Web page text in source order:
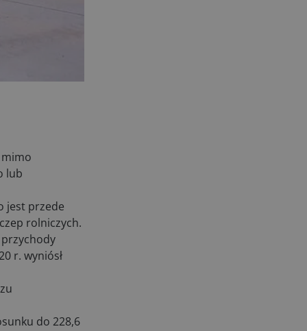
lub
jest przede
rolniczych.
r. wyniósł
do 228,6